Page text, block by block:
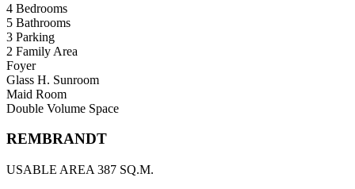
4 Bedrooms
5 Bathrooms
3 Parking
2 Family Area
Foyer
Glass H. Sunroom
Maid Room
Double Volume Space
REMBRANDT
USABLE AREA 387 SQ.M.